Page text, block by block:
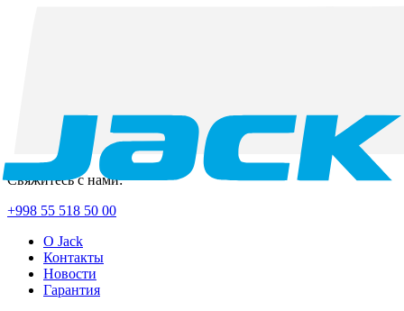
Свяжитесь с нами:
+998 55 518 50 00
О Jack
Контакты
Новости
Гарантия